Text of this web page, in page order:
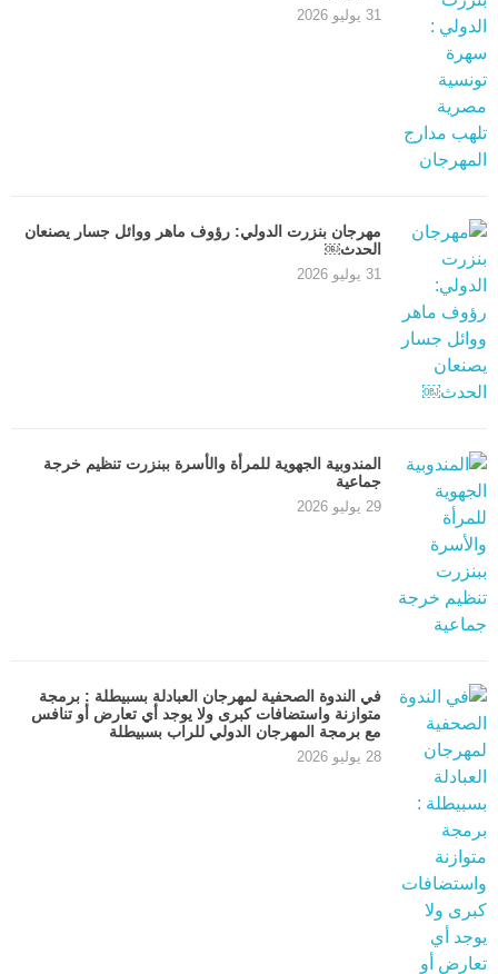
31 يوليو 2026
مهرجان بنزرت الدولي: رؤوف ماهر ووائل جسار يصنعان
الحدث￼
31 يوليو 2026
المندوبية الجهوية للمرأة والأسرة ببنزرت تنظيم خرجة
جماعية
29 يوليو 2026
في الندوة الصحفية لمهرجان العبادلة بسبيطلة : برمجة
متوازنة واستضافات كبرى ولا يوجد أي تعارض أو تنافس
مع برمجة المهرجان الدولي للراب بسبيطلة
28 يوليو 2026